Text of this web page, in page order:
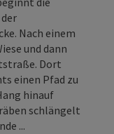
Nach einem
und dann
Dort
einen Pfad zu
hinauf
schlängelt
...